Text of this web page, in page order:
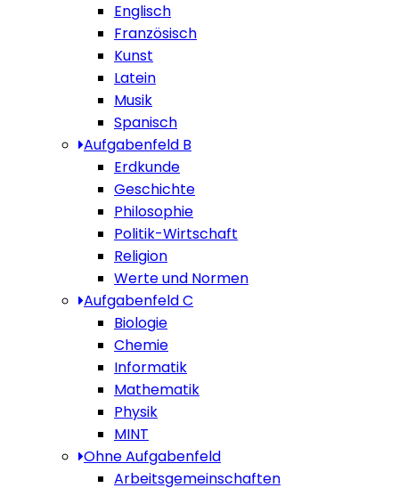
Englisch
Französisch
Kunst
Latein
Musik
Spanisch
Aufgabenfeld B
Erdkunde
Geschichte
Philosophie
Politik-Wirtschaft
Religion
Werte und Normen
Aufgabenfeld C
Biologie
Chemie
Informatik
Mathematik
Physik
MINT
Ohne Aufgabenfeld
Arbeitsgemeinschaften